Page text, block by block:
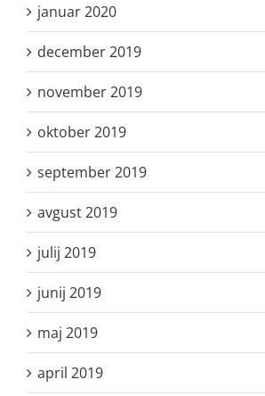
januar 2020
december 2019
november 2019
oktober 2019
september 2019
avgust 2019
julij 2019
junij 2019
maj 2019
april 2019